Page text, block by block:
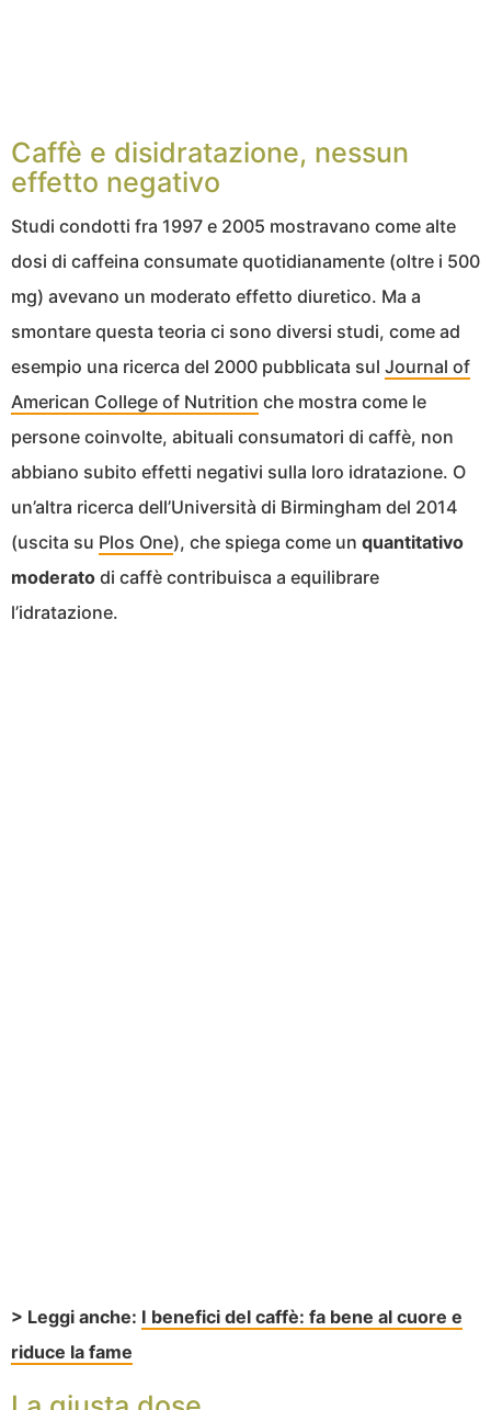
Caffè e disidratazione, nessun
effetto negativo
Studi condotti fra 1997 e 2005 mostravano come alte
dosi di caffeina consumate quotidianamente (oltre i 500
mg) avevano un moderato effetto diuretico. Ma a
smontare questa teoria ci sono diversi studi, come ad
esempio una ricerca del 2000 pubblicata sul Journal of
American College of Nutrition che mostra come le
persone coinvolte, abituali consumatori di caffè, non
abbiano subito effetti negativi sulla loro idratazione. O
un’altra ricerca dell’Università di Birmingham del 2014
(uscita su Plos One), che spiega come un quantitativo
moderato di caffè contribuisca a equilibrare
l’idratazione.
> Leggi anche: I benefici del caffè: fa bene al cuore e
riduce la fame